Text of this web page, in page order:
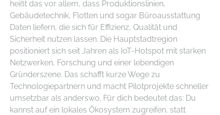
heißt das vor allem, dass Produktionslinien,
Gebäudetechnik, Flotten und sogar Büroausstattung
Daten liefern, die sich für Effizienz, Qualität und
Sicherheit nutzen lassen. Die Hauptstadtregion
positioniert sich seit Jahren als IoT-Hotspot mit starken
Netzwerken, Forschung und einer lebendigen
Gründerszene. Das schafft kurze Wege zu
Technologiepartnern und macht Pilotprojekte schneller
umsetzbar als anderswo. Für dich bedeutet das: Du
kannst auf ein lokales Ökosystem zugreifen, statt